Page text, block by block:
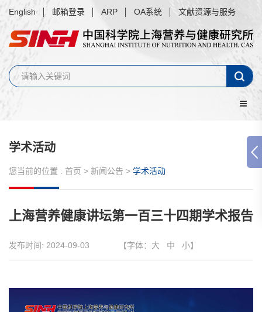
English 邮箱登录 ARP OA系统 文献资源与服务
学术活动
您当前的位置 : 首页 > 新闻公告 > 学术活动
上海营养健康讲坛第一百三十四期学术报告
发布时间: 2024-09-03 【字体： 大 中 小】